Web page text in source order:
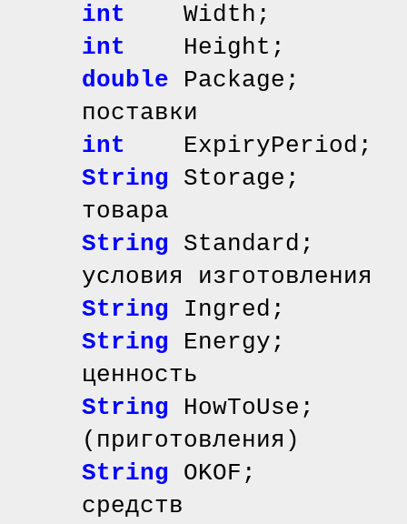
int Width; //
int Height; //
double Package;
поставки
int ExpiryPeriod;
String Storage; //
товара
String Standard;
условия изготовления
String Ingred; //
String Energy; //
ценность
String HowToUse;
(приготовления)
String OKOF; //
средств